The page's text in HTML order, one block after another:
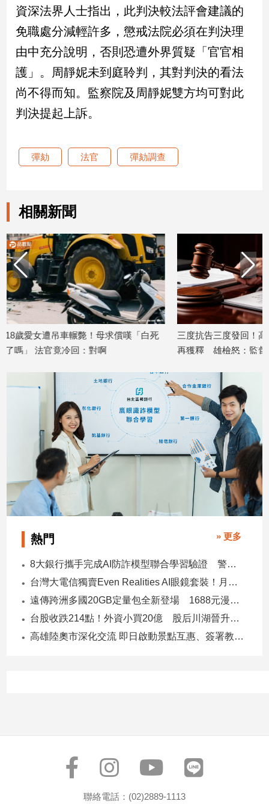
建
室
內
設
計
旅
遊/
美
星
座/
消
費
健
康/
親
子/
感
情
術
／
文
戲
Pet
音
專
資深法界人士指出，此判決較法評會建議的
免職處分減輕許多，懲戒法院必須在判決理
由中充分說明，否則恐遭外界質疑「官官相
護」。周靜妮未到庭聆判，其對判決的看法
尚不得而知。監察院及周靜妮雙方均可對此
判決提起上訴。
彈劾 法官 彈劾調查
相關新聞
「白死
三度抗告三度發回！高雄超商砸人婦一
再獲釋 雄檢怒：監督責任不能轉嫁檢
2026/05/01
喪屍煙彈
年半遭撤
熱門 » 更多
8大銀行攜手完成AI防詐模型聯合學習驗證 警示帳戶準確度提升2倍
台灣大電信獨賣Even Realities AI眼鏡套裝！月付1399元 專案價3990
遠傳跨洲多國20GB定量包全新登場 1688元漫遊逾百國家！
台股收跌214點！外資小買20億 股后川湖晉升萬金股
高雄陸奧市深化交流 即日啟動景點互惠、簽署教育合作MOU
聯絡電話：(02)2889-1113